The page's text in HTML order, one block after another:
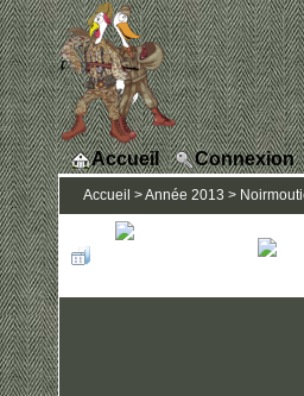
Accueil Connexion
Accueil >Année 2013 >